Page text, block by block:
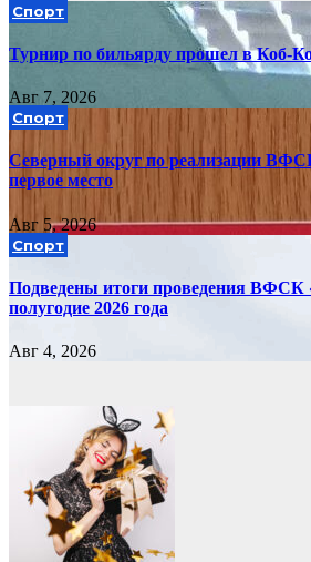
Спорт
Турнир по бильярду прошел в Коб-
Авг 7, 2026
Спорт
Северный округ по реализации
первое место
Авг 5, 2026
Спорт
Подведены итоги проведения ВФСК
полугодие 2026 года
Авг 4, 2026